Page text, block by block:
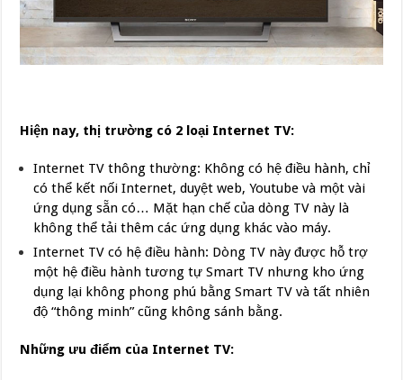
Hiện nay, thị trường có 2 loại Internet TV:
Internet TV thông thường: Không có hệ điều hành, chỉ
có thể kết nối Internet, duyệt web, Youtube và một vài
ứng dụng sẵn có… Mặt hạn chế của dòng TV này là
không thể tải thêm các ứng dụng khác vào máy.
Internet TV có hệ điều hành: Dòng TV này được hỗ trợ
một hệ điều hành tương tự Smart TV nhưng kho ứng
dụng lại không phong phú bằng Smart TV và tất nhiên
độ “thông minh” cũng không sánh bằng.
Những ưu điểm của Internet TV: